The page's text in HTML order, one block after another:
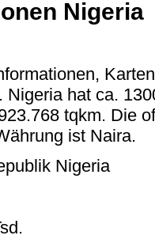
Nigeria
Nigeria hat ca.
tqkm. Die
ist Naira.
Nigeria